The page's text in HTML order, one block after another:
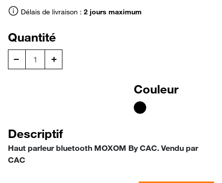
Délais de livraison : 2 jours maximum
Quantité
Couleur
Descriptif
Haut parleur bluetooth MOXOM By CAC. Vendu par
CAC